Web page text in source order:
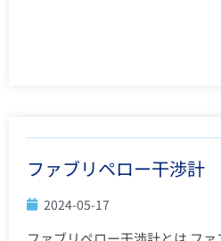
ファブリペロー干渉計
2024-05-17